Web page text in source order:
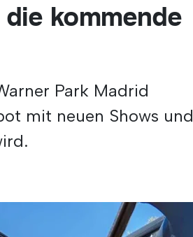
kommende
Park Madrid
mit neuen Shows und